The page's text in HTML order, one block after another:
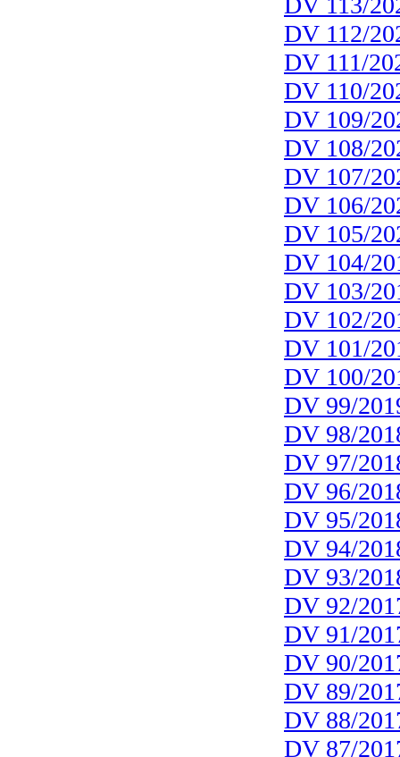
DV 112/
DV 111/
DV 110/
DV 109/
DV 108/
DV 107/
DV 106/
DV 105/
DV 104/
DV 103/
DV 102/
DV 101/
DV 100/
DV 99/
DV 98/
DV 97/
DV 96/
DV 95/
DV 94/
DV 93/
DV 92/
DV 91/
DV 90/
DV 89/
DV 88/
DV 87/